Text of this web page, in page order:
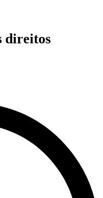
direitos